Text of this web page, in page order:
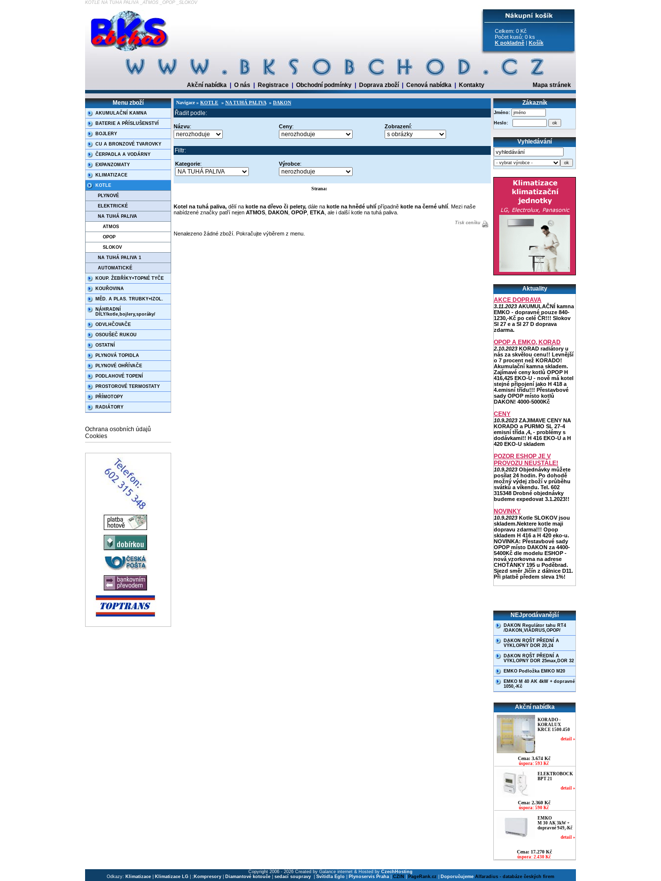
KOTLE NA TUHÁ PALIVA _ATMOS _OPOP _SLOKOV
Celkem: 0 Kč
Počet kusů: 0 ks
K pokladně | Košík
Akční nabídka O nás Registrace Obchodní podmínky Doprava zboží Cenová nabídka Kontakty Mapa stránek
Menu zboží
AKUMULAČNÍ KAMNA
BATERIE A PŘÍSLUŠENSTVÍ
BOJLERY
CU A BRONZOVÉ TVAROVKY
ČERPADLA A VODÁRNY
EXPANZOMATY
KLIMATIZACE
KOTLE
PLYNOVÉ
ELEKTRICKÉ
NA TUHÁ PALIVA
ATMOS
OPOP
SLOKOV
NA TUHÁ PALIVA 1
AUTOMATICKÉ
KOUP. ŽEBŘÍKY+TOPNÉ TYČE
KOUŘOVINA
MĚD. A PLAS. TRUBKY+IZOL.
NÁHRADNÍ
DÍLY/kotle,bojlery,sporáky/
ODVLHČOVAČE
OSOUŠEČ RUKOU
OSTATNÍ
PLYNOVÁ TOPIDLA
PLYNOVÉ OHŘÍVAČE
PODLAHOVÉ TOPENÍ
PROSTOROVÉ TERMOSTATY
PŘÍMOTOPY
RADIÁTORY
Ochrana osobních údajů
Cookies
Navigace » KOTLE » NA TUHÁ PALIVA» DAKON
Řadit podle:
Názvu: Ceny: Zobrazení:
Filtr:
Kategorie: Výrobce:
Strana:
Kotel na tuhá paliva, dělí na kotle na dřevo či pelety, dále na kotle na hnědé uhlí případně kotle na černé uhlí . Mezi naše
nabídzené značky patří nejen ATMOS DAKON OPOP ETKA , ale i další kotle na tuhá paliva.
Tisk ceníku
Nenalezeno žádné zboží. Pokračujte výběrem z menu.
Zákazník
Jméno:
Heslo:
Vyhledávání
Aktuality
AKCE DOPRAVA
3.11.2023 AKUMULAČNÍ kamna
EMKO - dopravné pouze 840-
1230,-Kč po celé ČR!!! Slokov
Sl 27 e a Sl 27 D doprava
zdarma.
OPOP A EMKO, KORAD
2.10.2023 KORAD radiátory u
nás za skvělou cenu!! Levnější
o 7 procent než KORADO!
Akumulační kamna skladem.
Zajímavé ceny kotlů OPOP H
416,425 EKO-U - nově má kotel
stejné připojení jako H 418 a
4.emisní třídu!!! Přestavbové
sady OPOP místo kotlů
DAKON! 4000-5000Kč
CENY
10.9.2023 ZAJIMAVE CENY NA
KORADO a PURMO SL 27-4
emisní třída ,4, - problémy s
dodávkami!! H 416 EKO-U a H
420 EKO-U skladem
POZOR ESHOP JE V
PROVOZU NEUSTÁLE!
10.9.2023 Objednávky můžete
posílat 24 hodin. Po dohodě
možný výdej zboží v průběhu
svátků a víkendu. Tel. 602
315348 Drobné objednávky
budeme expedovat 3.1.2023!!
NOVINKY
10.9.2023 Kotle SLOKOV jsou
skladem.Nektere kotle maji
dopravu zdarma!!! Opop
skladem H 416 a H 420 eko-u.
NOVINKA: Přestavbové sady
OPOP místo DAKON za 4400-
5400Kč dle modelu ESHOP -
nová vzorkovna na adrese
CHOŤÁNKY 195 u Poděbrad.
Sjezd směr Jičín z dálnice D11.
Při platbě předem sleva 1%!
NEJprodávanější
DAKON Regulátor tahu RT4
/DAKON,VIADRUS,OPOP/
DAKON ROŠT PŘEDNÍ A
VÝKLOPNÝ DOR 20,24
DAKON ROŠT PŘEDNÍ A
VÝKLOPNÝ DOR 25max,DOR 32
EMKO Podložka EMKO M20
EMKO M 40 AK 4kW + dopravné
1050,-Kč
Akční nabídka
KORADO -
KORALUX
KRCE 1500.450
detail »
Cena: 3.674 Kč
úspora: 593 Kč
ELEKTROBOCK
BPT 21
detail »
Cena: 2.360 Kč
úspora: 590 Kč
EMKO
M 30 AK 3kW +
dopravné 949,-Kč
detail »
Cena: 17.270 Kč
úspora: 2.430 Kč
Copyright 2006 - 2026 Created by Galance internet & Hosted by CzechHosting
Odkazy: Klimatizace Klimatizace LG | ; Kompresory Diamantové kotouče sedací soupravy Svítidla Eglo Plynoservis Praha CZIN PageRank.cz Doporučujeme Alfaradius - databáze českých firem